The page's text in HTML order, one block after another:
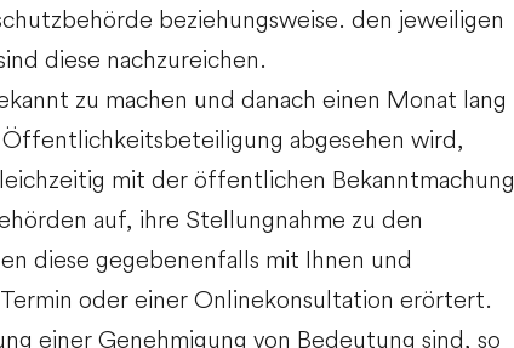
beziehungsweise. den jeweiligen
diese nachzureichen.
zu machen und danach einen Monat lang
abgesehen wird,
mit der öffentlichen Bekanntmachung
auf, ihre Stellungnahme zu den
diese gegebenenfalls mit Ihnen und
oder einer Onlinekonsultation erörtert.
einer Genehmigung von Bedeutung sind, so